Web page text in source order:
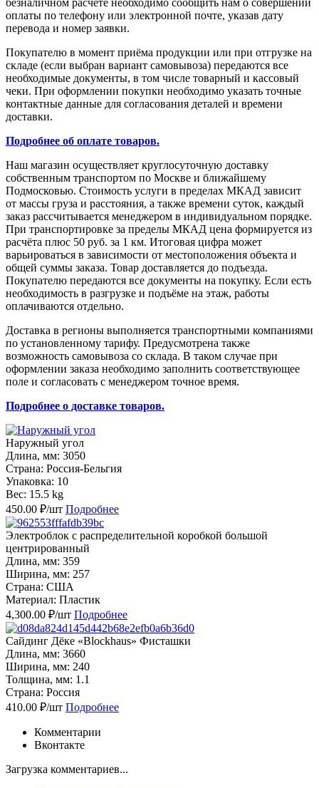
оплаты по телефону или электронной почте, указав дату
перевода и номер заявки.
Покупателю в момент приёма продукции или при отгрузке на
складе (если выбран вариант самовывоза) передаются все
необходимые документы, в том числе товарный и кассовый
чеки. При оформлении покупки необходимо указать точные
контактные данные для согласования деталей и времени
доставки.
Подробнее об оплате товаров.
Наш магазин осуществляет круглосуточную доставку
собственным транспортом по Москве и ближайшему
Подмосковью. Стоимость услуги в пределах МКАД зависит
от массы груза и расстояния, а также времени суток, каждый
заказ рассчитывается менеджером в индивидуальном порядке.
При транспортировке за пределы МКАД цена формируется из
расчёта плюс 50 руб. за 1 км. Итоговая цифра может
варьироваться в зависимости от местоположения объекта и
общей суммы заказа. Товар доставляется до подъезда.
Покупателю передаются все документы на покупку. Если есть
необходимость в разгрузке и подъёме на этаж, работы
оплачиваются отдельно.
Доставка в регионы выполняется транспортными компаниями
по установленному тарифу. Предусмотрена также
возможность самовывоза со склада. В таком случае при
оформлении заказа необходимо заполнить соответствующее
поле и согласовать с менеджером точное время.
Подробнее о доставке товаров.
Наружный угол
Длина, мм: 3050
Страна: Россия-Бельгия
Упаковка: 10
Вес: 15.5 kg
450.00 ₽/шт Подробнее
Электроблок с распределительной коробкой большой
центрированный
Длина, мм: 359
Ширина, мм: 257
Страна: США
Материал: Пластик
4,300.00 ₽/шт Подробнее
Сайдинг Дёке «Blockhaus» Фисташки
Длина, мм: 3660
Ширина, мм: 240
Толщина, мм: 1.1
Страна: Россия
410.00 ₽/шт Подробнее
Комментарии
Вконтакте
Загрузка комментариев...